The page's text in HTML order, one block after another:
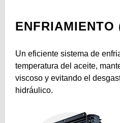
ENFRIAMIENTO
Un eficiente sistema de
temperatura del aceite,
viscoso y evitando el
hidráulico.